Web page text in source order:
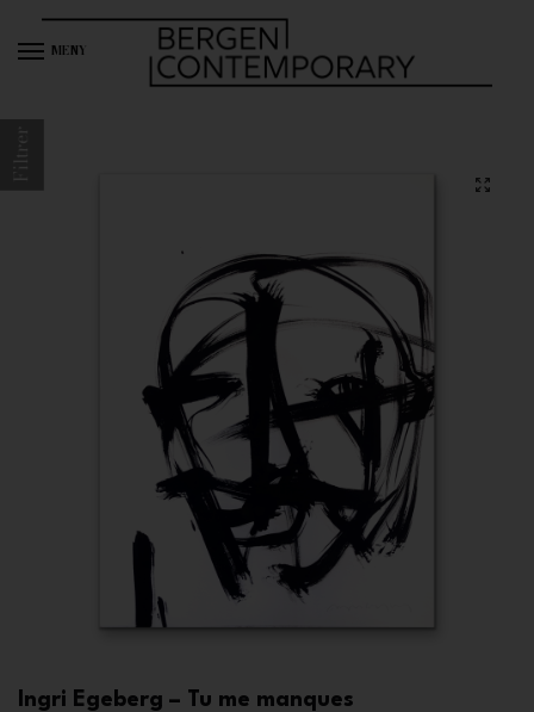
MENY
Ingri Egeberg – Tu me manques
Filtrer